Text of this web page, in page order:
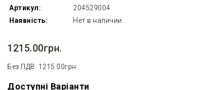
Артикул:
204529004
Наявність:
Нет в наличии
1215.00грн.
Без ПДВ: 1215.00грн.
Доступні Варіанти